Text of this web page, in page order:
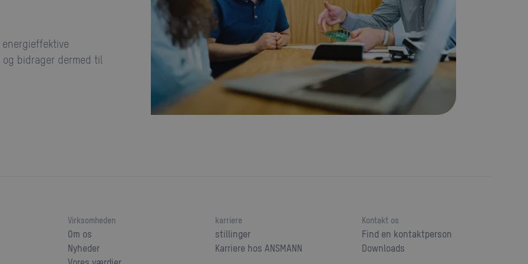
bidrager dermed til
Virksomheden
Om os
Nyheder
karriere
stillinger
Karriere hos ANSMANN
Kontakt os
Find en kontaktperson
Downloads